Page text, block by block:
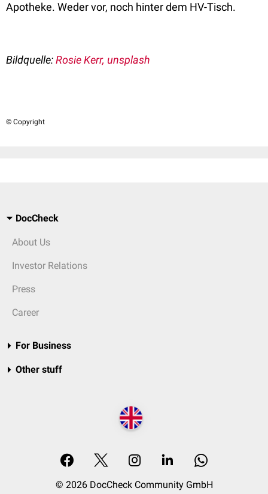
Apotheke. Weder vor, noch hinter dem HV-Tisch.
Bildquelle:Rosie Kerr, unsplash
© Copyright
DocCheck
About Us
Investor Relations
Press
Career
For Business
Other stuff
© 2026 DocCheck Community GmbH